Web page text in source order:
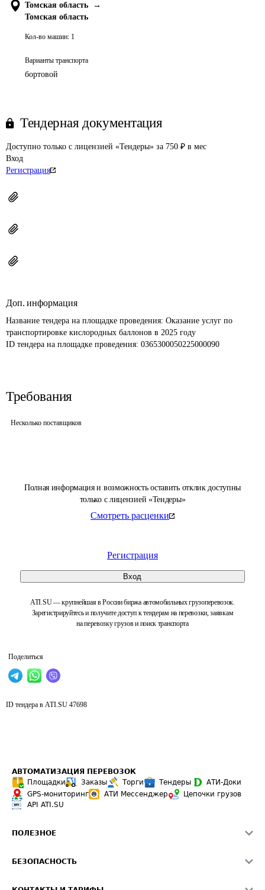
Полная информация и возможность оставить отклик доступны
только с лицензией «Тендеры»
Смотреть расценки
Регистрация
Вход
ATI.SU — крупнейшая в России биржа автомобильных грузоперевозок.
Зарегистрируйтесь и получите доступ к тендерам на перевозки, заявкам
на перевозку грузов и поиск транспорта
Поделиться
Томская область
→
Томская область
Кол-во машин: 1
Варианты транспорта
бортовой
Тендерная документация
Доступно только с лицензией «Тендеры» за 750 ₽ в мес
Вход
Регистрация
Доп. информация
Название тендера на площадке проведения: Оказание услуг по
транспортировке кислородных баллонов в 2025 году
ID тендера на площадке проведения: 0365300050225000090
Требования
Несколько поставщиков
ID тендера в ATI.SU 47698
АВТОМАТИЗАЦИЯ ПЕРЕВОЗОК
Площадки
Заказы Торги Тендеры
АТИ-Доки
GPS-мониторинг
АТИ Мессенджер
Цепочки грузов
API ATI.SU
ПОЛЕЗНОЕ
Звезды ATI.SU на вашем сайте
БЕЗОПАСНОСТЬ